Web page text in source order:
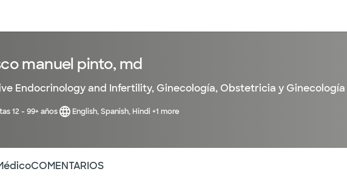
manuel pinto, md
Endocrinology and Infertility, Ginecología, Obstetricia y Ginecología
12 - 99+ años English, Spanish, Hindi +1 more
COMENTARIOS